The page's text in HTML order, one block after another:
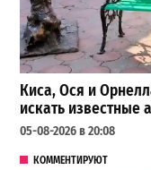
Киса, Ося и
искать известные
05-08-2026 в 20:08
КОММЕНТИРУЮТ